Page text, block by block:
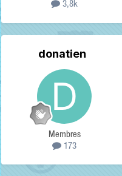
3,8k
donatien
Membres
173